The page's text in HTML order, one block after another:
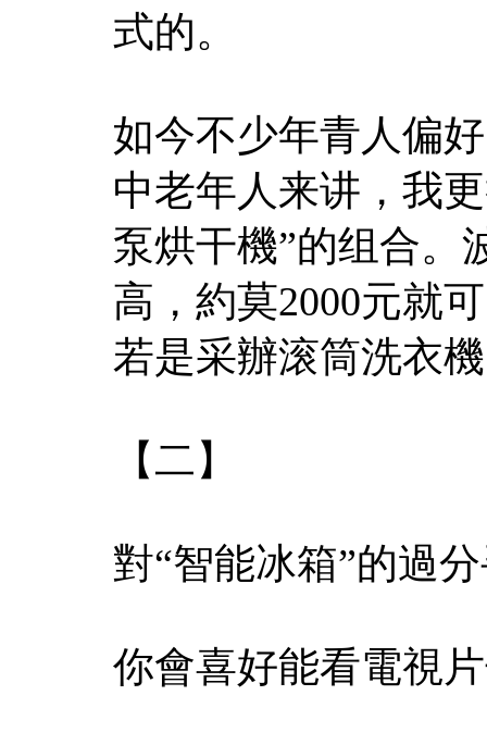
式的。
如今不少年青人偏
中老年人来讲，我
泵烘干機”的组合。
高，約莫2000元就
若是采辦滚筒洗衣
【二】
對“智能冰箱”的過
你會喜好能看電視